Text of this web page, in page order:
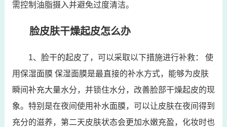
需控制油脂摄入并避免过度清洁。
脸皮肤干燥起皮怎么办
1、脸干的起皮了，可以采取以下措施进行补救： 使
用保湿面膜 保湿面膜是最直接的补水方式，能够为皮肤
瞬间补充大量水分，并锁住水分，改善脸部干燥起皮的现
象。特别是在夜间使用补水面膜，可以让皮肤在夜间得到
充分的滋养，第二天皮肤状态会更加水嫩充盈，化妆时也